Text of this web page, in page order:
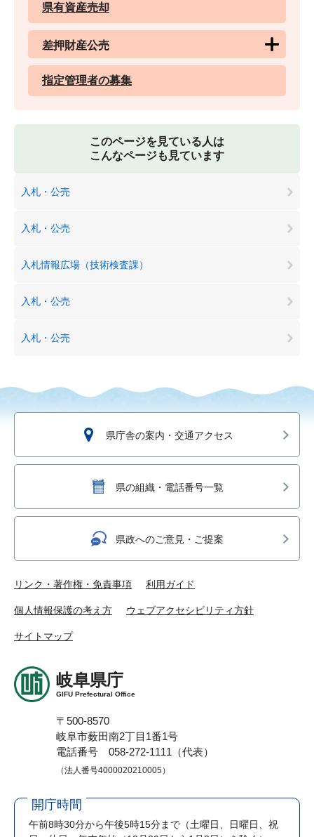
県有資産売却
差押財産公売
指定管理者の募集
このページを見ている人は
こんなページも見ています
入札・公売
入札・公売
入札情報広場（技術検査課）
入札・公売
入札・公売
県庁舎の案内・交通アクセス
県の組織・電話番号一覧
県政へのご意見・ご提案
リンク・著作権・免責事項 利用ガイド
個人情報保護の考え方 ウェブアクセシビリティ方針
サイトマップ
岐阜県庁
GIFU Prefectural Office
〒500-8570
岐阜市薮田南2丁目1番1号
電話番号 058-272-1111（代表）
（法人番号4000020210005）
開庁時間
午前8時30分から午後5時15分まで （土曜日、日曜日、祝